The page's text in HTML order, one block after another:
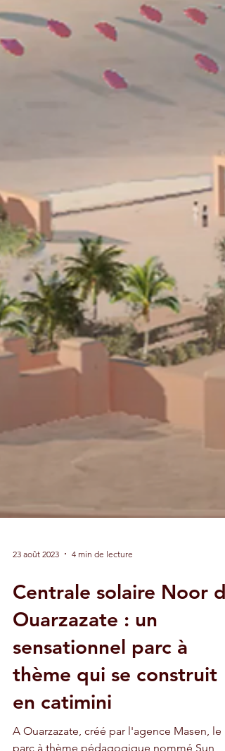
23 août 2023 4 min de lecture
Centrale solaire Noor de
Ouarzazate : un
sensationnel parc à
thème qui se construit